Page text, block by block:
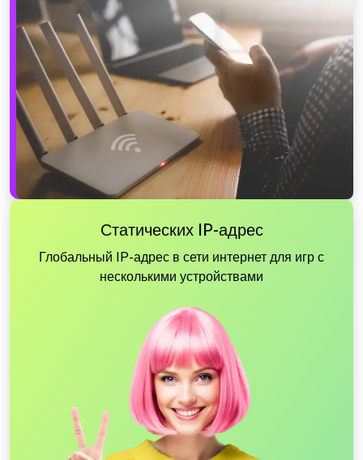
Статических IP-адрес
Глобальный IP-адрес в сети интернет для игр с
несколькими устройствами